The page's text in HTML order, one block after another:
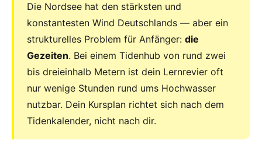
Die Nordsee hat den stärksten und
konstantesten Wind Deutschlands — aber ein
strukturelles Problem für Anfänger: die
Gezeiten. Bei einem Tidenhub von rund zwei
bis dreieinhalb Metern ist dein Lernrevier oft
nur wenige Stunden rund ums Hochwasser
nutzbar. Dein Kursplan richtet sich nach dem
Tidenkalender, nicht nach dir.